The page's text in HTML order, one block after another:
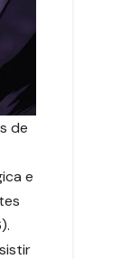
de
e